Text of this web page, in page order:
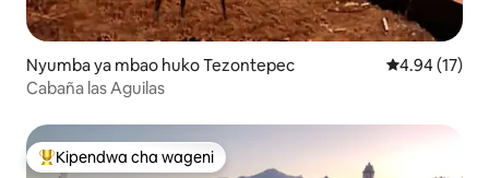
Nyumba ya mbao huko Tezontepec Ukadiriaji wa
4.94 (17)
Cabaña las Aguilas
Kipendwa maarufu cha wageni
Kipendwa cha wageni